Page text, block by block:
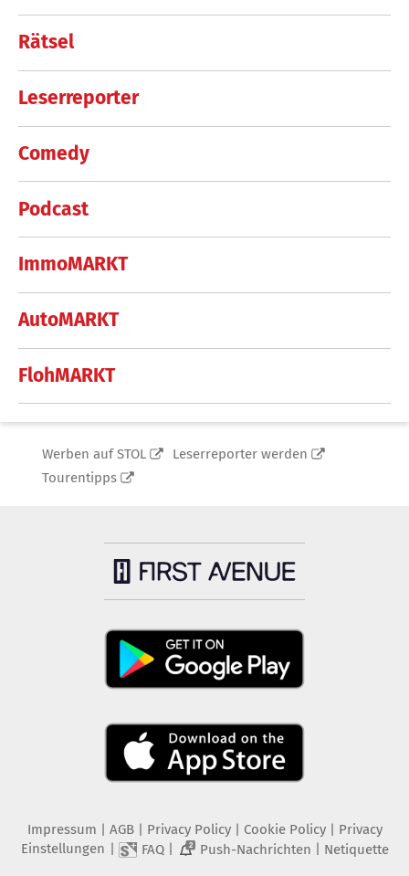
Rätsel
Leserreporter
Comedy
Podcast
ImmoMARKT
AutoMARKT
FlohMARKT
Werben auf STOL
Leserreporter werden
Tourentipps
Impressum AGB Privacy Policy| Cookie Policy| Privacy
Einstellungen
FAQ| 2 Push-Nachrichten Netiquette